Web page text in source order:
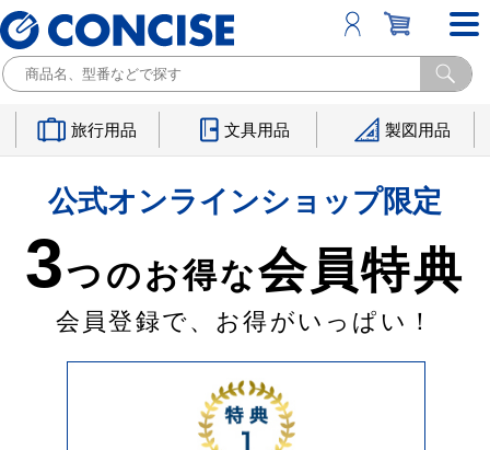
旅行用品 文具用品 製図用品
公式オンラインショップ限定
3つのお得な会員特典
会員登録で、お得がいっぱい！